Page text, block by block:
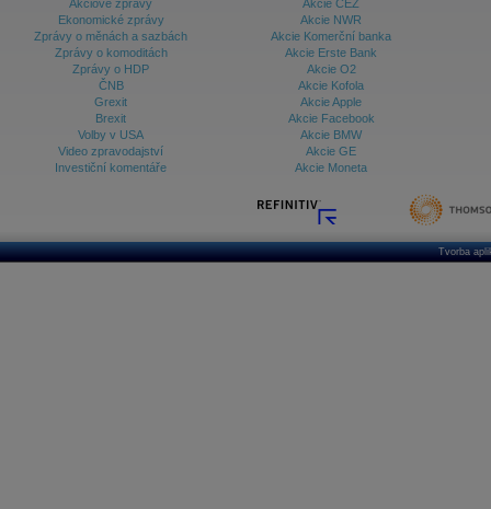
Akciové zprávy
Ekonomické zprávy
Zprávy o měnách a sazbách
Zprávy o komoditách
Zprávy o HDP
ČNB
Grexit
Brexit
Volby v USA
Video zpravodajství
Investiční komentáře
Akcie ČEZ
Akcie NWR
Akcie Komerční banka
Akcie Erste Bank
Akcie O2
Akcie Kofola
Akcie Apple
Akcie Facebook
Akcie BMW
Akcie GE
Akcie Moneta
Tvorba